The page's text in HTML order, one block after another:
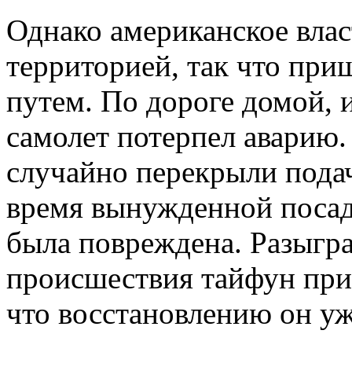
Однако американское
территорией, так что
путем. По дороге домой,
самолет потерпел
случайно перекрыли
время вынужденной
была повреждена.
происшествия тайфун
что восстановлению он